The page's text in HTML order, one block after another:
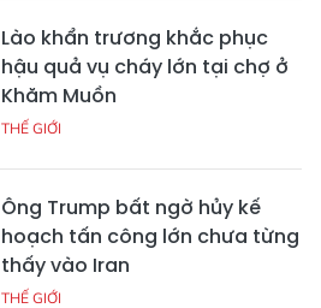
Lào khẩn trương khắc phục
hậu quả vụ cháy lớn tại chợ ở
Khăm Muồn
THẾ GIỚI
Ông Trump bất ngờ hủy kế
hoạch tấn công lớn chưa từng
thấy vào Iran
THẾ GIỚI